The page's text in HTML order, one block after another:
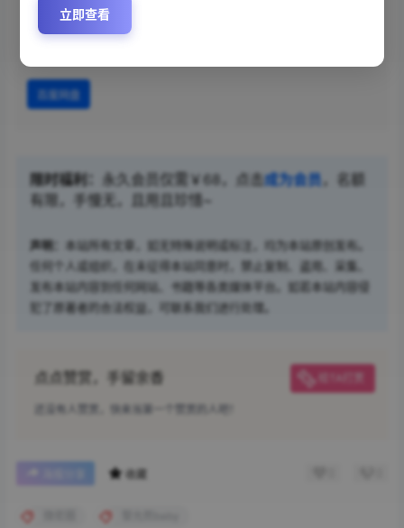
您当前的等级为
请先 登录
百度网盘
限时福利： 永久会员仅需￥68，点击成为会员 ，名额
有限，手慢无，且用且珍惜~
声明：
本站所有文章，如无特殊说明或标注，均为本站原创发布。
任何个人或组织，在未征得本站同意时，禁止复制、盗用、采集、
发布本站内容到任何网站、书籍等各类媒体平台。如若本站内容侵
犯了原著者的合法权益，可联系我们进行处理。
点点赞赏，手留余香 给TA打赏
还没有人赞赏，快来当第一个赞赏的人吧！
收藏
立即查看